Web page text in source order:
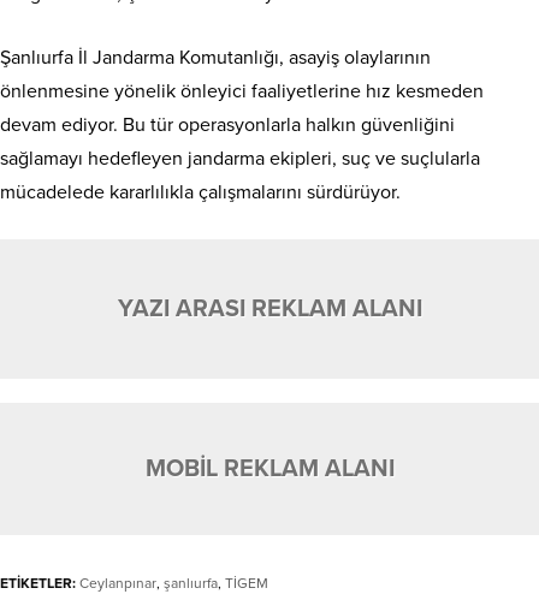
Şanlıurfa İl Jandarma Komutanlığı, asayiş olaylarının
önlenmesine yönelik önleyici faaliyetlerine hız kesmeden
devam ediyor. Bu tür operasyonlarla halkın güvenliğini
sağlamayı hedefleyen jandarma ekipleri, suç ve suçlularla
mücadelede kararlılıkla çalışmalarını sürdürüyor.
YAZI ARASI REKLAM ALANI
MOBİL REKLAM ALANI
ETİKETLER: Ceylanpınar, şanlıurfa, TİGEM